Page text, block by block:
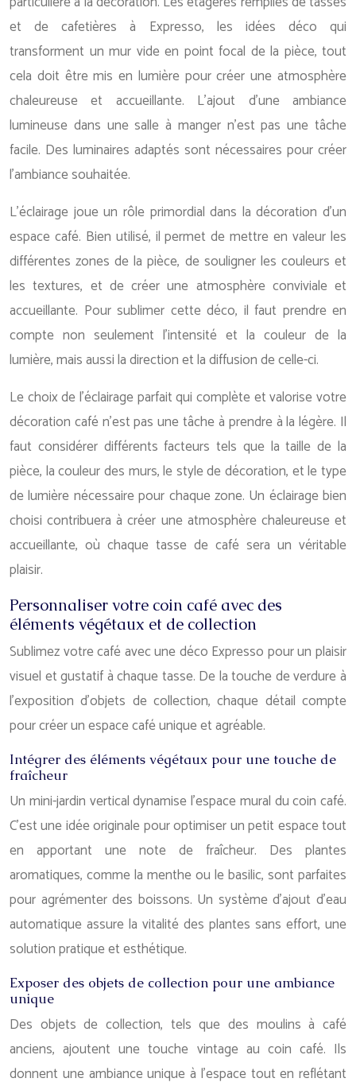
et de cafetières à Expresso, les idées déco qui
transforment un mur vide en point focal de la pièce, tout
cela doit être mis en lumière pour créer une atmosphère
chaleureuse et accueillante. L’ajout d’une ambiance
lumineuse dans une salle à manger n’est pas une tâche
facile. Des luminaires adaptés sont nécessaires pour créer
l’ambiance souhaitée.
L’éclairage joue un rôle primordial dans la décoration d’un
espace café. Bien utilisé, il permet de mettre en valeur les
différentes zones de la pièce, de souligner les couleurs et
les textures, et de créer une atmosphère conviviale et
accueillante. Pour sublimer cette déco, il faut prendre en
compte non seulement l’intensité et la couleur de la
lumière, mais aussi la direction et la diffusion de celle-ci.
Le choix de l’éclairage parfait qui complète et valorise votre
décoration café n’est pas une tâche à prendre à la légère. Il
faut considérer différents facteurs tels que la taille de la
pièce, la couleur des murs, le style de décoration, et le type
de lumière nécessaire pour chaque zone. Un éclairage bien
choisi contribuera à créer une atmosphère chaleureuse et
accueillante, où chaque tasse de café sera un véritable
plaisir.
Personnaliser votre coin café avec des
éléments végétaux et de collection
Sublimez votre café avec une déco Expresso pour un plaisir
visuel et gustatif à chaque tasse. De la touche de verdure à
l’exposition d’objets de collection, chaque détail compte
pour créer un espace café unique et agréable.
Intégrer des éléments végétaux pour une touche de
fraîcheur
Un mini-jardin vertical dynamise l’espace mural du coin café.
C’est une idée originale pour optimiser un petit espace tout
en apportant une note de fraîcheur. Des plantes
aromatiques, comme la menthe ou le basilic, sont parfaites
pour agrémenter des boissons. Un système d’ajout d’eau
automatique assure la vitalité des plantes sans effort, une
solution pratique et esthétique.
Exposer des objets de collection pour une ambiance
unique
Des objets de collection, tels que des moulins à café
anciens, ajoutent une touche vintage au coin café. Ils
donnent une ambiance unique à l’espace tout en reflétant